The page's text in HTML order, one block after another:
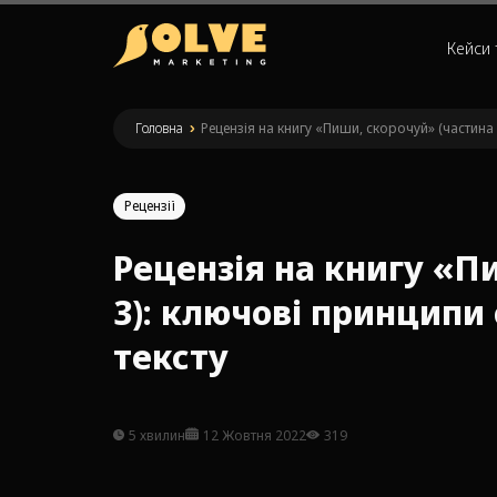
Кейси
Головна » Рецензія на книгу «Пиши, скорочуй»
Рецензії
Рецензія на книгу
3): ключові принципи
тексту
5 хвилин 12 Жовтня 2022 319